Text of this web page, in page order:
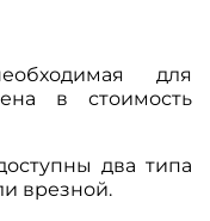
для
в стоимость
два типа
врезной.